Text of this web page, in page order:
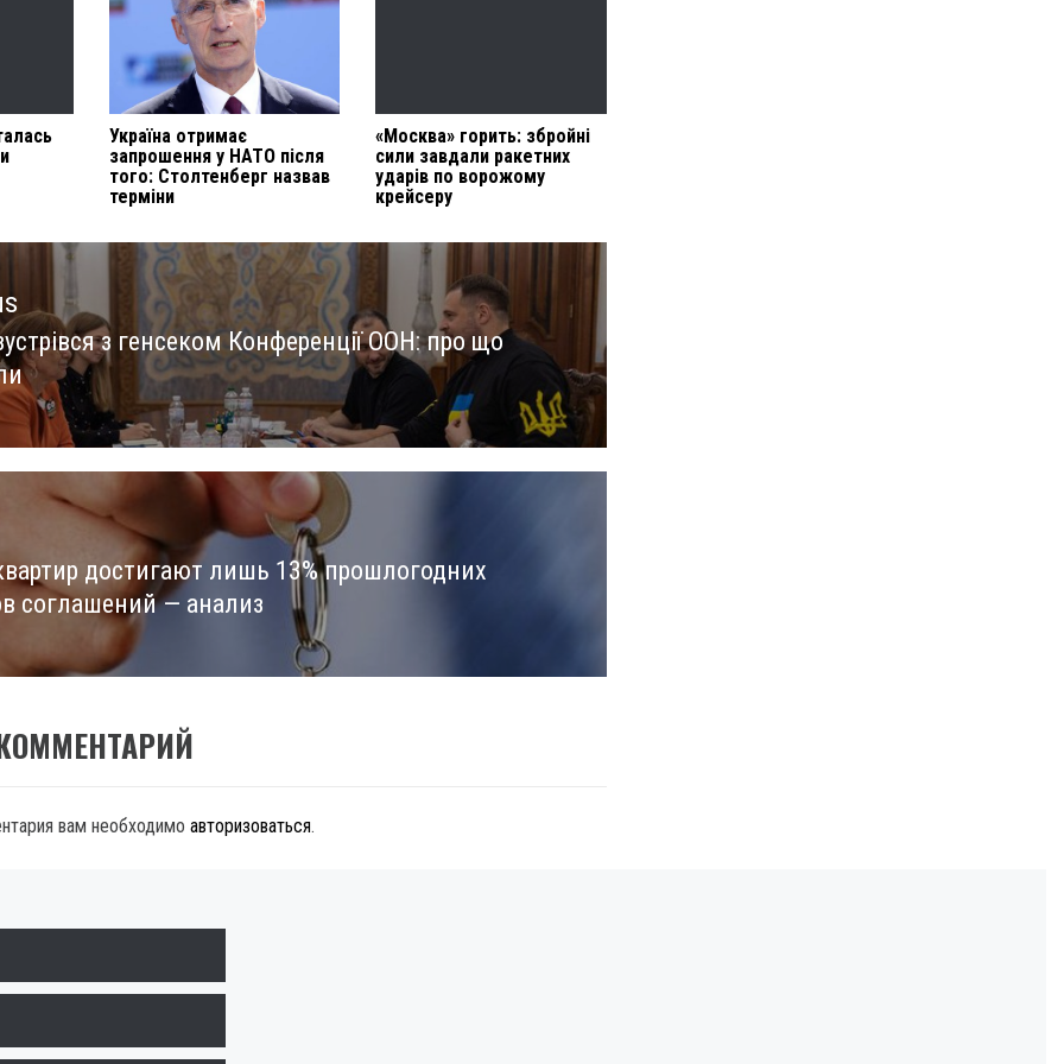
Україна отримає
запрошення у НАТО після
того: Столтенберг назвав
терміни
«Москва» горить: збройні
сили завдали ракетних
ударів по ворожому
крейсеру
з генсеком Конференції ООН: про що
достигают лишь 13% прошлогодних
соглашений — анализ
вам необходимо авторизоваться.